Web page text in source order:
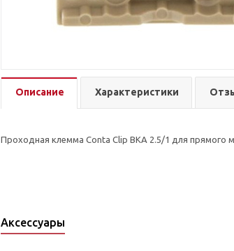
Описание Характеристики
Проходная клемма Conta Clip BKA 2.5/1 для прямого
Аксессуары